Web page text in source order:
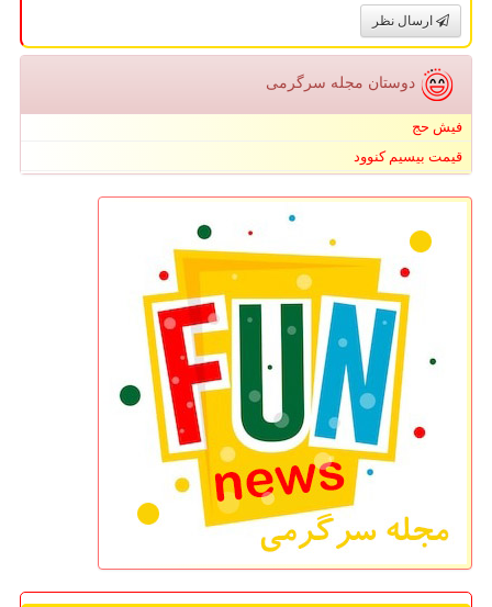
ارسال نظر
دوستان مجله سرگرمی
فیش حج
قیمت بیسیم کنوود